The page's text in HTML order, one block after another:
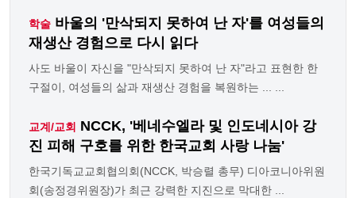
학술 바울의 '만삭되지 못하여 난 자'를 여성들의
재생산 경험으로 다시 읽다
사도 바울이 자신을 "만삭되지 못하여 난 자"라고 표현한 한
구절이, 여성들의 삶과 재생산 경험을 복원하는 ... ...
교계/교회 NCCK, '베네수엘라 및 인도네시아 강
진 피해 구호를 위한 한국교회 사랑 나눔'
한국기독교교회협의회(NCCK, 박승렬 총무) 디아코니아위원
회(송정경위원장)가 최근 강력한 지진으로 막대한 ...